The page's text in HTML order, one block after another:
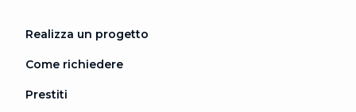
Realizza un progetto
Come richiedere
Prestiti